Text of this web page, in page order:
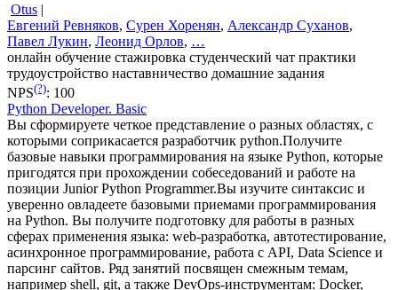
Otus |
Евгений Ревняков, Сурен Хоренян, Александр Суханов,
Павел Лукин, Леонид Орлов, …
онлайн обучение стажировка студенческий чат практики
трудоустройство наставничество домашние задания
NPS(?): 100
Python Developer. Basic
Вы сформируете четкое представление о разных областях, с
которыми соприкасается разработчик python.Получите
базовые навыки программирования на языке Python, которые
пригодятся при прохождении собеседований и работе на
позиции Junior Python Programmer.Вы изучите синтаксис и
уверенно овладеете базовыми приемами программирования
на Python. Вы получите подготовку для работы в разных
сферах применения языка: web-разработка, автотестирование,
асинхронное программирование, работа с API, Data Science и
парсинг сайтов. Ряд занятий посвящен смежным темам,
например shell, git, а также DevOps-инструментам: Docker,